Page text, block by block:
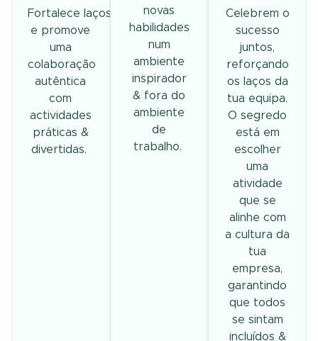
Fortalece laços
e promove
uma
colaboração
autêntica
com
actividades
práticas &
divertidas.
novas
habilidades
num
ambiente
inspirador
& fora do
ambiente
de
trabalho.
Celebrem o
sucesso
juntos,
reforçando
os laços da
tua equipa.
O segredo
está em
escolher
uma
atividade
que se
alinhe com
a cultura da
tua
empresa,
garantindo
que todos
se sintam
incluídos &